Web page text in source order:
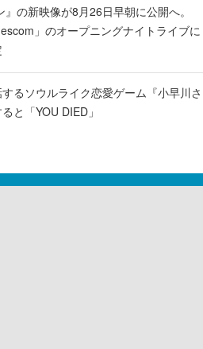
の新映像が8月26日早朝に公開へ。
」のオープニングナイトライブに
るソウルライク恋愛ゲーム『小早川さ
と「YOU DIED」